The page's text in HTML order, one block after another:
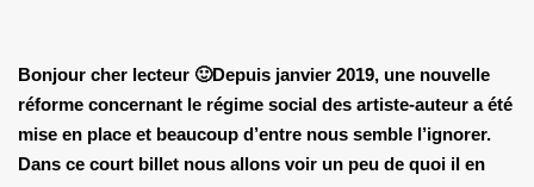
Bonjour cher lecteur 🙂Depuis janvier 2019, une nouvelle
réforme concernant le régime social des artiste-auteur a été
mise en place et beaucoup d’entre nous semble l’ignorer.
Dans ce court billet nous allons voir un peu de quoi il en